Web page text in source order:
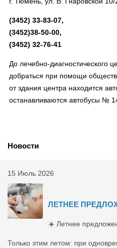
(3452) 33-83-07,
(3452)38-50-00,
(3452) 32-76-41
До лечебно-диагностического
добраться при помощи
от здания центра находится
останавливаются автобусы №
Новости
15 Июль 2026
ЛЕТНЕЕ
☀️ Летнее
Только этим летом: при